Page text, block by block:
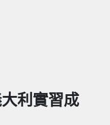
利實習成